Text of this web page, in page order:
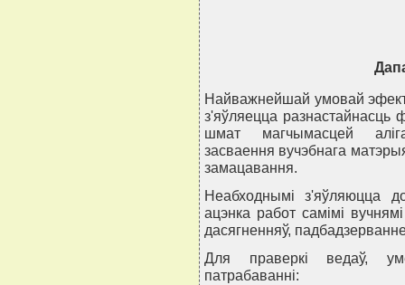
Найважнейшай умовай
з'яўляецца
шмат магчымасцей
засваення вучэбнага
замацавання.
Неабходнымi з'яўляюцца
ацэнка работ самiмi
дасягненняў,
Для праверкi ведаў,
патрабаваннi: